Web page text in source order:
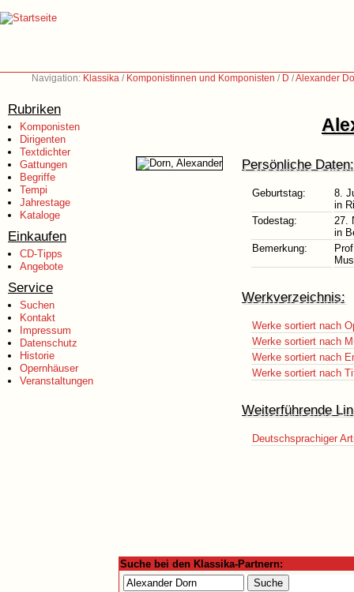
Navigation: Klassika / Komponistinnen und Komponisten / D /Alexander
Rubriken
Komponisten
Dirigenten
Textdichter
Gattungen
Begriffe
Tempi
Jahrestage
Kataloge
Einkaufen
CD-Tipps
Angebote
Service
Suchen
Kontakt
Impressum
Datenschutz
Historie
Opernhäuser
Veranstaltungen
Persönliche Daten:
Geburtstag:
8.
in
Todestag:
27.
in
Bemerkung:
Werkverzeichnis:
Werke sortiert nach
Werke sortiert nach
Werke sortiert nach
Werke sortiert nach
Weiterführende
Deutschsprachiger
Suche bei den Klassika-Partnern: